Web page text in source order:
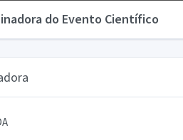
do Evento Científico